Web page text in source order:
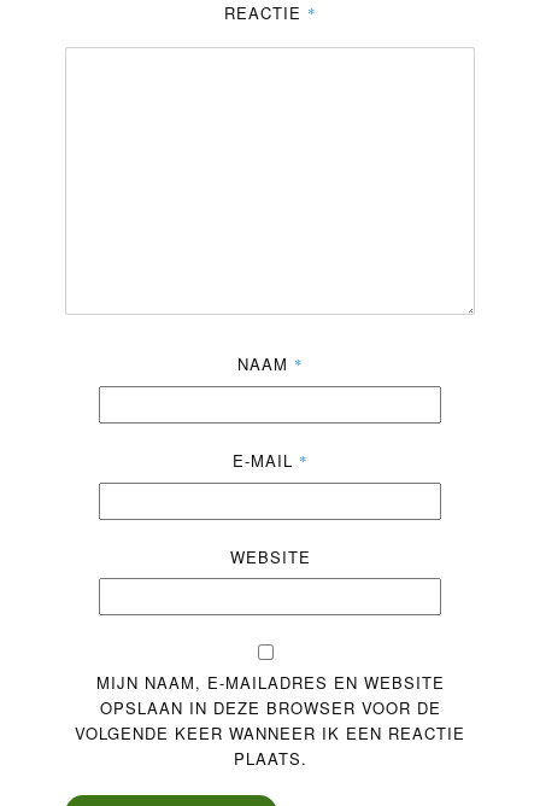
REACTIE *
NAAM *
E-MAIL *
WEBSITE
MIJN NAAM, E-MAILADRES EN WEBSITE
OPSLAAN IN DEZE BROWSER VOOR DE
VOLGENDE KEER WANNEER IK EEN REACTIE
PLAATS.